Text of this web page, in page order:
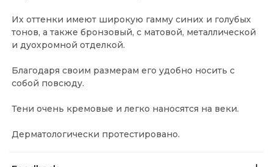
Их оттенки имеют широкую гамму синих и голубых
тонов, а также бронзовый, с матовой, металлической
и дуохромной отделкой.
Благодаря своим размерам его удобно носить с
собой повсюду.
Тени очень кремовые и легко наносятся на веки.
Дерматологически протестировано.